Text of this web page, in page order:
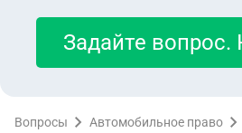
Задайте
Вопросы Автомобильное право